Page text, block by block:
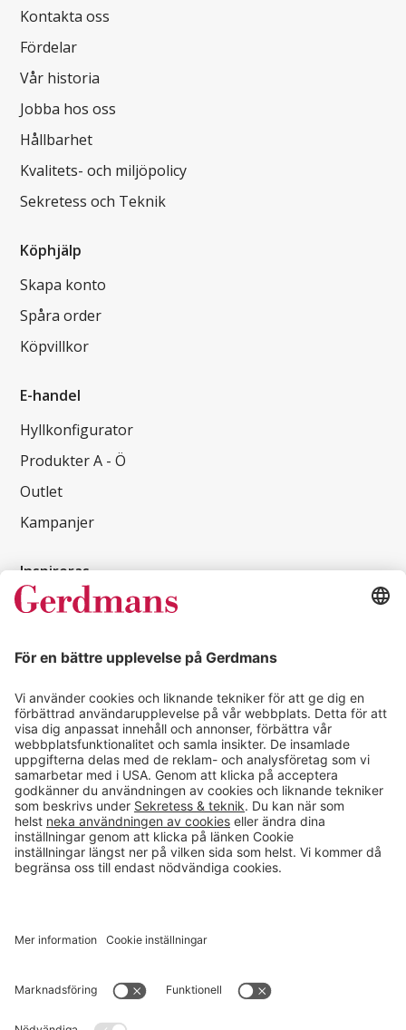
Kontakta oss
Fördelar
Vår historia
Jobba hos oss
Hållbarhet
Kvalitets- och miljöpolicy
Sekretess och Teknik
Köphjälp
Skapa konto
Spåra order
Köpvillkor
E-handel
Hyllkonfigurator
Produkter A - Ö
Outlet
Kampanjer
Inspireras
Kundcase
Läsvärt
Kontakt
info@gerdmans.se
0433-740 80
Kundservice öppettider
Vardagar 07.30-17.00
© 2026 Gerdmans Inredningar AB Alla priser är exklusive moms.
Cookie inställningar